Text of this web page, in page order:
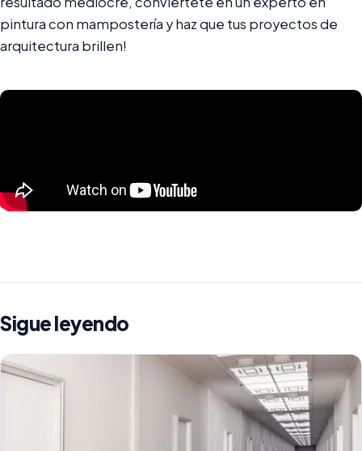
pintura con mampostería y haz que tus proyectos de
arquitectura brillen!
Sigue leyendo